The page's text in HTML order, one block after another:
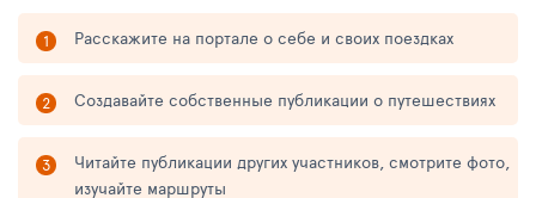
Расскажите на портале о себе и своих поездках
Создавайте собственные публикации о путешествиях
Читайте публикации других участников, смотрите фото,
изучайте маршруты